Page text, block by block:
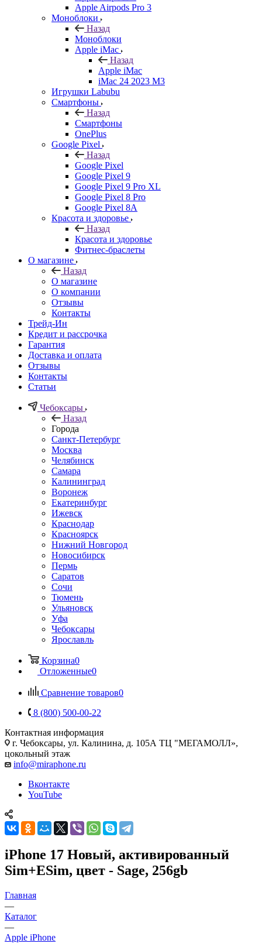
Apple Airpods Pro 3
Моноблоки
Назад
Моноблоки
Apple iMac
Назад
Apple iMac
iMac 24 2023 M3
Игрушки Labubu
Смартфоны
Назад
Смартфоны
OnePlus
Google Pixel
Назад
Google Pixel
Google Pixel 9
Google Pixel 9 Pro XL
Google Pixel 8 Pro
Google Pixel 8A
Красота и здоровье
Назад
Красота и здоровье
Фитнес-браслеты
О магазине
Назад
О магазине
О компании
Отзывы
Контакты
Трейд-Ин
Кредит и рассрочка
Гарантия
Доставка и оплата
Отзывы
Контакты
Статьи
Чебоксары
Назад
Города
Санкт-Петербург
Москва
Челябинск
Самара
Калининград
Воронеж
Екатеринбург
Ижевск
Краснодар
Красноярск
Нижний Новгород
Новосибирск
Пермь
Саратов
Сочи
Тюмень
Ульяновск
Уфа
Чебоксары
Ярославль
Корзина0
Отложенные0
Сравнение товаров0
8 (800) 500-00-22
Контактная информация
г. Чебоксары, ул. Калинина, д. 105А ТЦ "МЕГАМОЛЛ»,
цокольный этаж
info@miraphone.ru
Вконтакте
YouTube
iPhone 17 Новый, активированный
Sim+ESim, цвет - Sage, 256gb
Главная
—
Каталог
—
Apple iPhone